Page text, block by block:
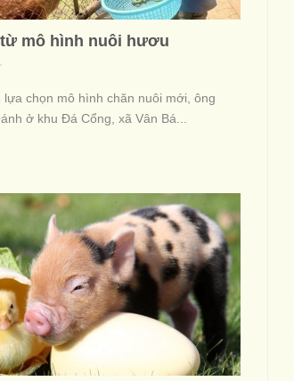
mô hình nuôi hươu
lựa chọn mô hình chăn nuôi mới, ông
ở khu Đá Cổng, xã Vân Bá...